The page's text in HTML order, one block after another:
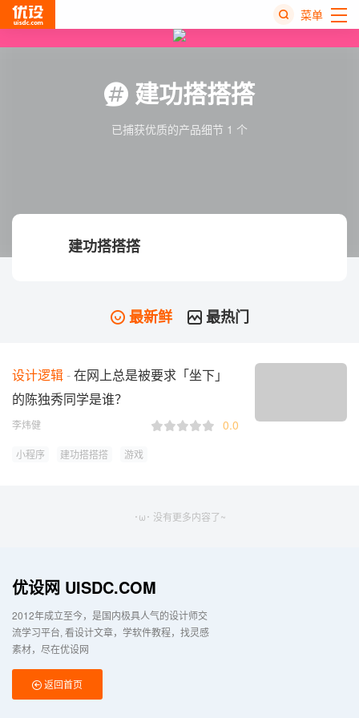
菜单
建功搭搭撘
已捕获优质的产品细节 1 个
建功搭搭撘
最新鲜 最热门
设计逻辑 在网上总是被要求「坐下」
的陈独秀同学是谁？
李炜健 0.0
小程序 建功搭搭撘 游戏
･ω･ 没有更多内容了~
优设网 UISDC.COM
2012年成立至今，是国内极具人气的设计师交
流学习平台 看设计文章，学软件教程，找灵感
素材，尽在优设网
返回首页